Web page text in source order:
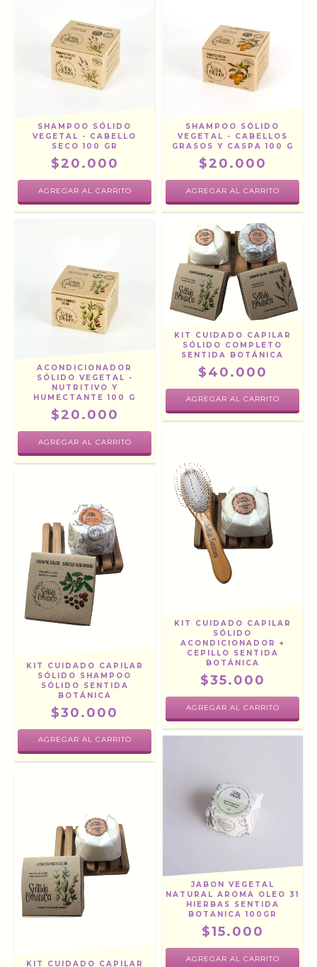
SHAMPOO SÓLIDO
VEGETAL - CABELLO
SECO 100 GR
$20.000
SHAMPOO SÓLIDO
VEGETAL - CABELLOS
GRASOS Y CASPA 100 G
$20.000
ACONDICIONADOR
SÓLIDO VEGETAL -
NUTRITIVO Y
HUMECTANTE 100 G
$20.000
KIT CUIDADO CAPILAR
SÓLIDO COMPLETO
SENTIDA BOTÁNICA
$40.000
AGREGAR AL CARRITO
KIT CUIDADO CAPILAR
SÓLIDO SHAMPOO
SÓLIDO SENTIDA
BOTÁNICA
$30.000
AGREGAR AL CARRITO
KIT CUIDADO CAPILAR
SÓLIDO
ACONDICIONADOR +
CEPILLO SENTIDA
BOTÁNICA
$35.000
KIT CUIDADO CAPILAR
JABON VEGETAL
NATURAL AROMA OLEO 31
HIERBAS SENTIDA
BOTANICA 100GR
$15.000